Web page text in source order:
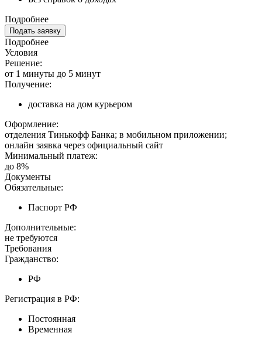
Подробнее
Подать заявку
Подробнее
Условия
Решение:
от 1 минуты до 5 минут
Получение:
доставка на дом курьером
Оформление:
отделения Тинькофф Банка; в мобильном приложении;
онлайн заявка через официальный сайт
Минимальный платеж:
до 8%
Документы
Обязательные:
Паспорт РФ
Дополнительные:
не требуются
Требования
Гражданство:
РФ
Регистрация в РФ:
Постоянная
Временная